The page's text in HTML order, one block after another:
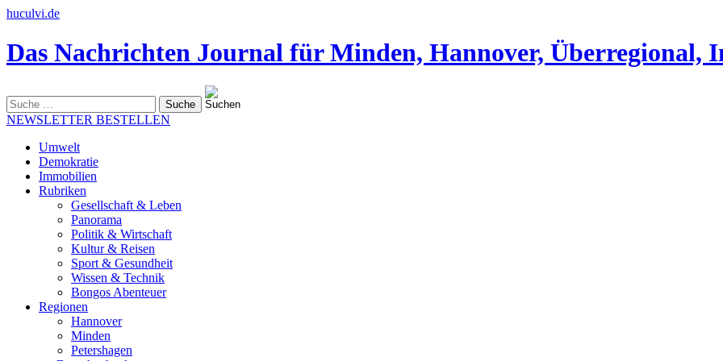
huculvi.de
Das Nachrichten Journal für Minden, Hannover, Überregional,
nach:
NEWSLETTER BESTELLEN
Umwelt
Demokratie
Immobilien
Rubriken
Gesellschaft & Leben
Panorama
Politik & Wirtschaft
Kultur & Reisen
Sport & Gesundheit
Wissen & Technik
Bongos Abenteuer
Regionen
Hannover
Minden
Petershagen